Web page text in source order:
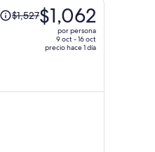
El
precio
$1,527$1,062
por persona
9 oct - 16 oct
precio hace 1 día